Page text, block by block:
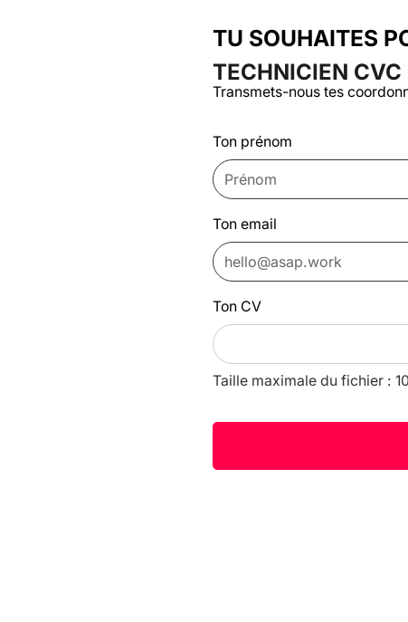
TU SOUHAITES
TECHNICIEN
Transmets-nous tes
Ton prénom
Ton email
Ton CV
Taille maximale du fichier :